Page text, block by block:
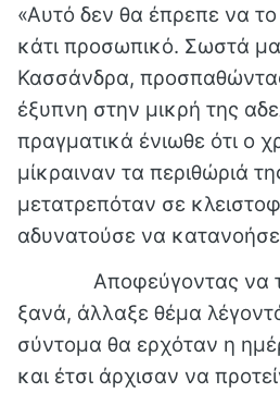
«Αυτό δεν θα έπρεπε να
κάτι προσωπικό. Σωστά
Κασσάνδρα,
έξυπνη στην μικρή της
πραγματικά ένιωθε ότι ο
μίκραιναν τα περιθώριά
μετατρεπόταν σε
αδυνατούσε να
Αποφεύγοντας να
ξανά, άλλαξε θέμα
σύντομα θα ερχόταν η
και έτσι άρχισαν να